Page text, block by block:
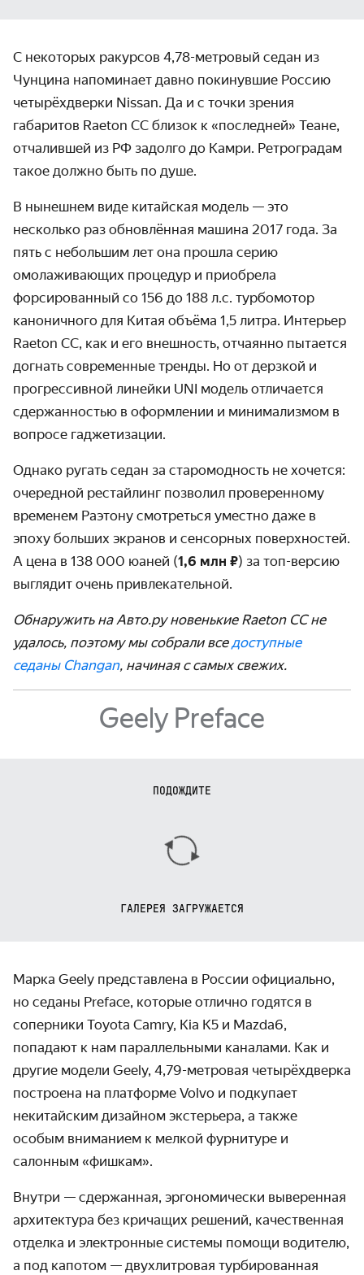
С некоторых ракурсов 4,78-метровый седан из
Чунцина напоминает давно покинувшие Россию
четырёхдверки Nissan. Да и с точки зрения
габаритов Raeton CC близок к «последней» Теане,
отчалившей из РФ задолго до Камри. Ретроградам
такое должно быть по душе.
В нынешнем виде китайская модель — это
несколько раз обновлённая машина 2017 года. За
пять с небольшим лет она прошла серию
омолаживающих процедур и приобрела
форсированный со 156 до 188 л.с. турбомотор
каноничного для Китая объёма 1,5 литра. Интерьер
Raeton CC, как и его внешность, отчаянно пытается
догнать современные тренды. Но от дерзкой и
прогрессивной линейки UNI модель отличается
сдержанностью в оформлении и минимализмом в
вопросе гаджетизации.
Однако ругать седан за старомодность не хочется:
очередной рестайлинг позволил проверенному
временем Раэтону смотреться уместно даже в
эпоху больших экранов и сенсорных поверхностей.
А цена в 138 000 юаней (1,6 млн ₽) за топ-версию
выглядит очень привлекательной.
Обнаружить на Авто.ру новенькие Raeton CC не
удалось, поэтому мы собрали вседоступные
седаны Changan, начиная с самых свежих.
Geely Preface
ПОДОЖДИТЕ
ГАЛЕРЕЯ ЗАГРУЖАЕТСЯ
Марка Geely представлена в России официально,
но седаны Preface, которые отлично годятся в
соперники Toyota Camry, Kia K5 и Mazda6,
попадают к нам параллельными каналами. Как и
другие модели Geely, 4,79-метровая четырёхдверка
построена на платформе Volvo и подкупает
некитайским дизайном экстерьера, а также
особым вниманием к мелкой фурнитуре и
салонным «фишкам».
Внутри — сдержанная, эргономически выверенная
архитектура без кричащих решений, качественная
отделка и электронные системы помощи водителю,
а под капотом — двухлитровая турбированная